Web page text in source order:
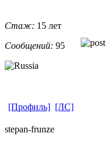
Стаж: 15 лет
Сообщений: 95
[Профиль] [ЛС]
stepan-frunz​e